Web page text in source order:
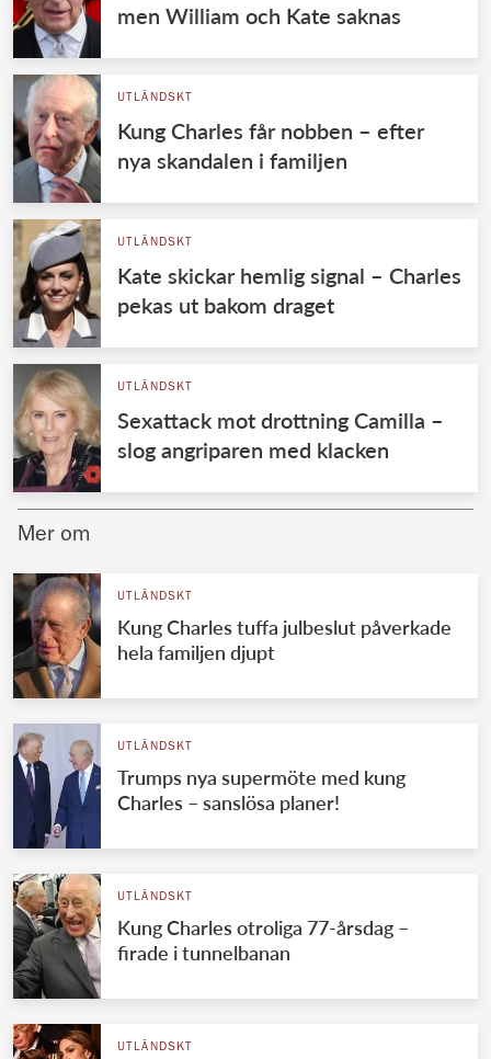
men William och Kate saknas
UTLÄNDSKT
Kung Charles får nobben – efter
nya skandalen i familjen
UTLÄNDSKT
Kate skickar hemlig signal – Charles
pekas ut bakom draget
UTLÄNDSKT
Sexattack mot drottning Camilla –
slog angriparen med klacken
Mer om
UTLÄNDSKT
Kung Charles tuffa julbeslut påverkade
hela familjen djupt
UTLÄNDSKT
Trumps nya supermöte med kung
Charles – sanslösa planer!
UTLÄNDSKT
Kung Charles otroliga 77-årsdag –
firade i tunnelbanan
UTLÄNDSKT